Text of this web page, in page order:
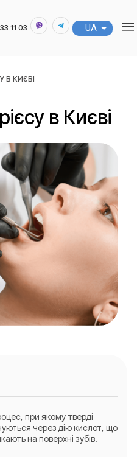
11 03 UA
RU
В КИЄВІ
в Києві
при якому тверді
через дію кислот, що
на поверхні зубів.